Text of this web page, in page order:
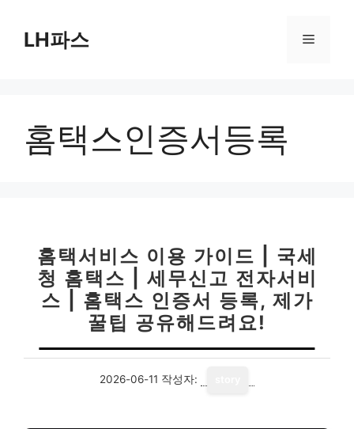
LH파스 메
홈택스인증서등록
홈택서비스 이용 가이드 | 국세
청 홈택스 | 세무신고 전자서비
스 | 홈택스 인증서 등록, 제가
꿀팁 공유해드려요!
2026-06-11 작성자: